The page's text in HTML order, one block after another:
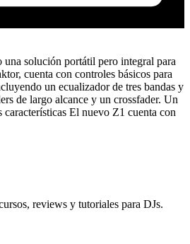
una solución portátil pero integral para
cuenta con controles básicos para
un ecualizador de tres bandas y
de largo alcance y un crossfader. Un
El nuevo Z1 cuenta con
reviews y tutoriales para DJs.